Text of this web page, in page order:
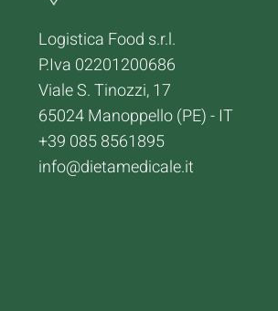
Logistica Food s.r.l.
P.Iva 02201200686
Viale S. Tinozzi, 17
65024 Manoppello (PE) - IT
+39 085 8561895
info@dietamedicale.it